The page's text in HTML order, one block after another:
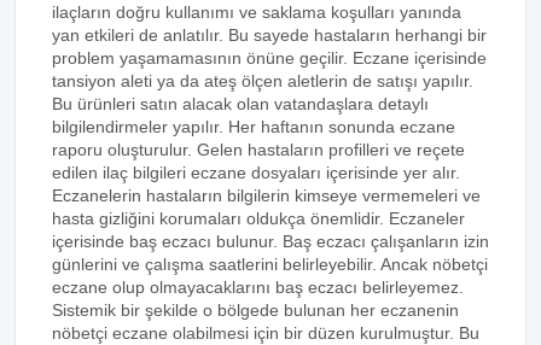
ilaçların doğru kullanımı ve saklama koşulları yanında
yan etkileri de anlatılır. Bu sayede hastaların herhangi bir
problem yaşamamasının önüne geçilir. Eczane içerisinde
tansiyon aleti ya da ateş ölçen aletlerin de satışı yapılır.
Bu ürünleri satın alacak olan vatandaşlara detaylı
bilgilendirmeler yapılır. Her haftanın sonunda eczane
raporu oluşturulur. Gelen hastaların profilleri ve reçete
edilen ilaç bilgileri eczane dosyaları içerisinde yer alır.
Eczanelerin hastaların bilgilerin kimseye vermemeleri ve
hasta gizliğini korumaları oldukça önemlidir. Eczaneler
içerisinde baş eczacı bulunur. Baş eczacı çalışanların izin
günlerini ve çalışma saatlerini belirleyebilir. Ancak nöbetçi
eczane olup olmayacaklarını baş eczacı belirleyemez.
Sistemik bir şekilde o bölgede bulunan her eczanenin
nöbetçi eczane olabilmesi için bir düzen kurulmuştur. Bu